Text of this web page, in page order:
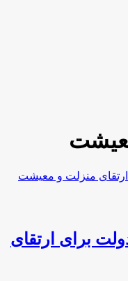
برای ارتقای